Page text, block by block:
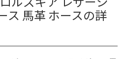
ス 馬革 ホースの詳